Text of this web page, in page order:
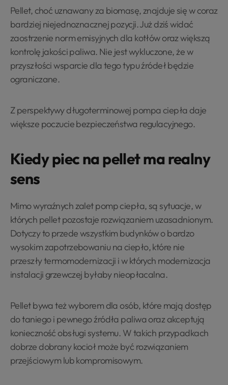
Pellet, choć uznawany za biomasę, znajduje się w coraz
bardziej niejednoznacznej pozycji. Już dziś widać
zaostrzenie norm emisyjnych dla kotłów oraz większą
kontrolę jakości paliwa. Nie jest wykluczone, że w
przyszłości wsparcie dla tego typu źródeł będzie
ograniczane.
Z perspektywy długoterminowej pompa ciepła daje
większe poczucie bezpieczeństwa regulacyjnego.
Kiedy piec na pellet ma realny
sens
Mimo wyraźnych zalet pomp ciepła, są sytuacje, w
których pellet pozostaje rozwiązaniem uzasadnionym.
Dotyczy to przede wszystkim budynków o bardzo
wysokim zapotrzebowaniu na ciepło, które nie
przeszły termomodernizacji i w których modernizacja
instalacji grzewczej byłaby nieopłacalna.
Pellet bywa też wyborem dla osób, które mają dostęp
do taniego i pewnego źródła paliwa oraz akceptują
konieczność obsługi systemu. W takich przypadkach
dobrze dobrany kocioł może być rozwiązaniem
przejściowym lub kompromisowym.